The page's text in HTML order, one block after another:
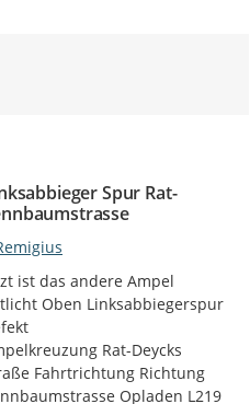
Spur Rat-
ist das andere Ampel
Oben Linksabbiegerspur
Rat-Deycks
Fahrtrichtung Richtung
Opladen L219